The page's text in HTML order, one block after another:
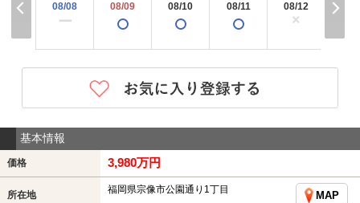
08/08
ー
08/09 08/10 08/11 08/12
×
基本情報
価格 3,980万円
所在地 福岡県宗像市公園通り1丁目
MAP